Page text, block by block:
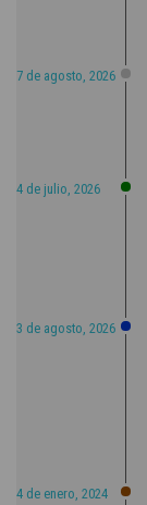
7 de agosto, 2026
4 de julio, 2026
3 de agosto, 2026
4 de enero, 2024